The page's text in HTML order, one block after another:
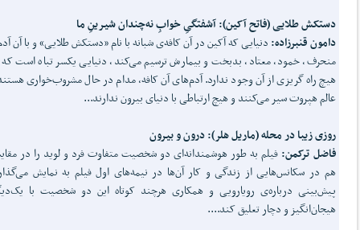
دستکش طلایی (فاتح آکین): آشفتگیِ خوابِ نه‌چندان شیرینِ ما
دامون قنبرزاده: دنیایی که آکین در آن کافه‌ی شبانه با نام «دستکش طلایی» و با آن
منحرف، خمود، معتاد، بدبخت و بیمارش ترسیم می‌کند، دنیایی یکسر تباه است که
هیچ راه گریزی از آن وجود ندارد. آدم‌های آن کافه، مدام در حال مشروب‌خواری
عالم هپروت سیر می‌کنند و هیچ ارتباطی با دنیای بیرون ندارند...
روزی زیبا در محله (ماریل هلر): درون و بیرون
فاضل ترکمن: فیلم به طور هوشمندانه‌ای دو شخصیت متفاوت فرد و لوید را در
هم در سکانس‌هایی از زندگی و کار آن‌ها در نیمه‌های اول فیلم به نمایش
پیش‌بینی درباره‌ی رویارویی و همکاری هرچند کوتاه این دو شخصیت با
هیجان‌انگیز و دچار تعلیق کند....